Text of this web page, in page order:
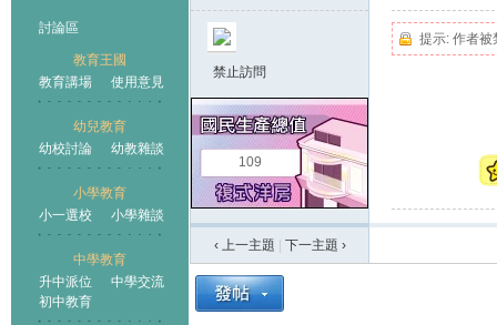
討論區
教育王國
教育講場
使用意見
幼兒教育
幼校討論
幼教雜談
小學教育
小一選校
小學雜談
中學教育
升中派位
中學交流
初中教育
王國
禁止訪問
109
提示: 作者被
‹ 上一主題 下一主題 ›